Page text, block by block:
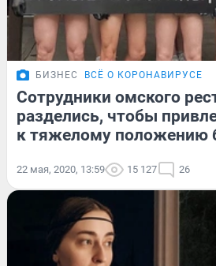
БИЗНЕС ВСЁ О КОРОНАВИРУСЕ
Сотрудники омского
разделись, чтобы
к тяжелому положению
22 мая, 2020, 13:59 15 127 26